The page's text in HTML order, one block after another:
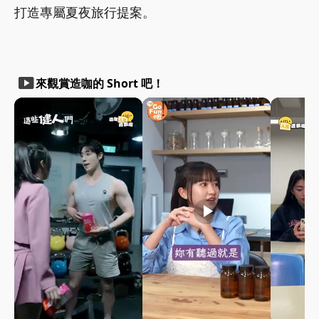
打造專屬夏夜旅行提案。
smart_display來觀賞造咖的 Short 吧！
play_arrow play_arrow